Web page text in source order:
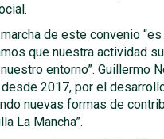
de este convenio
que nuestra actividad
entorno”. Guillermo
2017, por el
nuevas formas de
La Mancha”.